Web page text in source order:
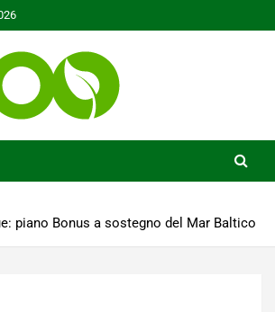
piano Bonus a sostegno del Mar Baltico